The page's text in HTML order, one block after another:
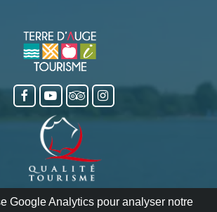
Google Analytics pour analyser notre